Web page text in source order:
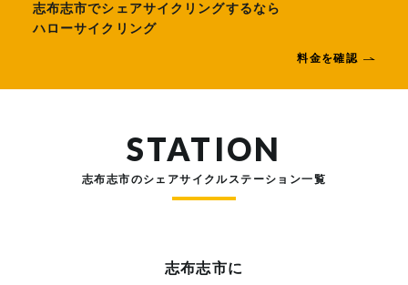
志布志市でシェアサイクリングするなら
ハローサイクリング
料金を確認
STATION
志布志市のシェアサイクルステーション一覧
志布志市に